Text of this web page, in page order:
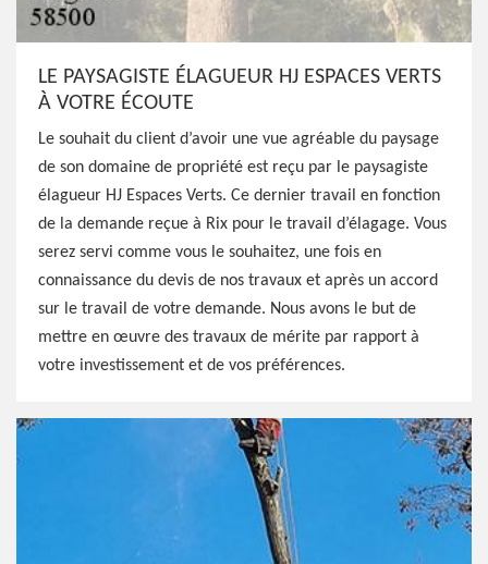
LE PAYSAGISTE ÉLAGUEUR HJ ESPACES VERTS
À VOTRE ÉCOUTE
Le souhait du client d’avoir une vue agréable du paysage
de son domaine de propriété est reçu par le paysagiste
élagueur HJ Espaces Verts. Ce dernier travail en fonction
de la demande reçue à Rix pour le travail d’élagage. Vous
serez servi comme vous le souhaitez, une fois en
connaissance du devis de nos travaux et après un accord
sur le travail de votre demande. Nous avons le but de
mettre en œuvre des travaux de mérite par rapport à
votre investissement et de vos préférences.